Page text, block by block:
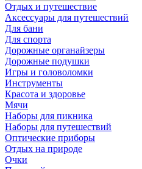
Отдых и путешествие
Аксессуары для путешествий
Для бани
Для спорта
Дорожные органайзеры
Дорожные подушки
Игры и головоломки
Инструменты
Красота и здоровье
Мячи
Наборы для пикника
Наборы для путешествий
Оптические приборы
Отдых на природе
Очки